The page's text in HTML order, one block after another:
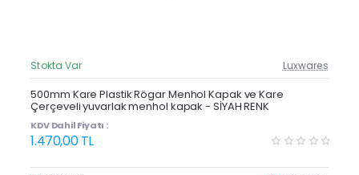
Güncel Fiyat
Stokta Var Luxwares
500mm Kare Plastik Rögar Menhol Kapak ve Kare
Çerçeveli yuvarlak menhol kapak - SİYAH RENK
KDV Dahil Fiyatı :
1.470,00 TL